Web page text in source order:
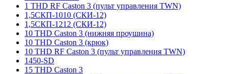
1 THD RF Caston 3 (пульт управления TWN)
1,5СКП-1010 (СКИ-12)
1,5СКП-1212 (СКИ-12)
10 THD Caston 3 (нижняя проушина)
10 THD Caston 3 (крюк)
10 THD RF Caston 3 (пульт управления TWN)
1450-SD
15 THD Caston 3